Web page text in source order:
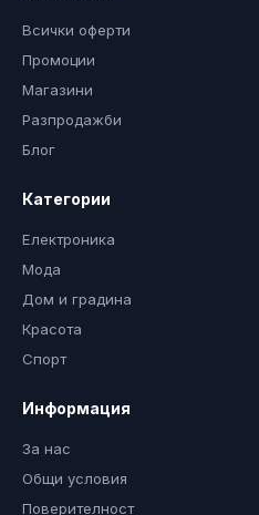
Всички оферти
Промоции
Магазини
Разпродажби
Блог
Категории
Електроника
Мода
Дом и градина
Красота
Спорт
Информация
За нас
Общи условия
Поверителност